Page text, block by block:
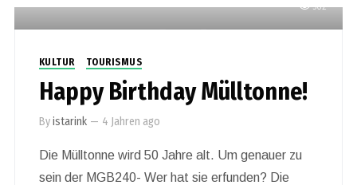
562
KULTUR TOURISMUS
Happy Birthday Mülltonne!
Byistarink — 4 Jahren ago
Die Mülltonne wird 50 Jahre alt. Um genauer zu
sein der MGB240- Wer hat sie erfunden? Die